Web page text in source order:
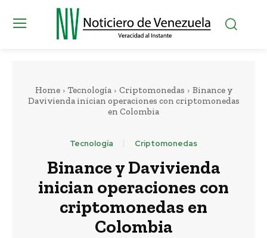
Home Tecnología Criptomonedas
Binance y
Davivienda inician operaciones con criptomonedas
en Colombia
Tecnología Criptomonedas
Binance y Davivienda
inician operaciones con
criptomonedas en
Colombia